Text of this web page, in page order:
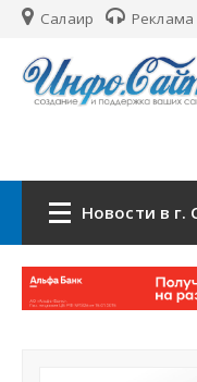
Салаир Реклама
Новости в г.
Главная